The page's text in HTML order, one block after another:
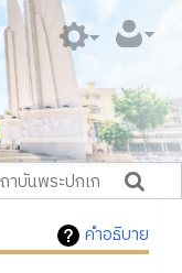
คำอธิบาย